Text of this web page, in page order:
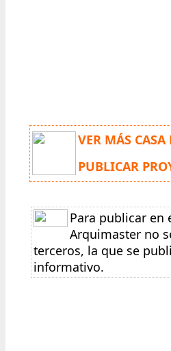
VER MÁS
PUBLICAR
Para publicar en
Arquimaster no
terceros, la que se
informativo.